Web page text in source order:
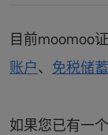
目前moomoo
账户、 免税储
如果您已有一